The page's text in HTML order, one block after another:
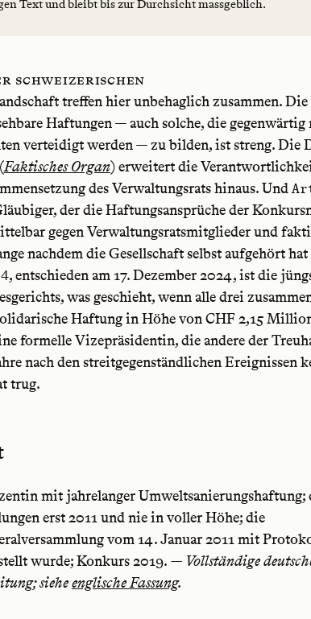
Text und bleibt bis zur Durchsicht massgeblich.
schweizerischen
treffen hier unbehaglich zusammen.
Haftungen — auch solche, die
verteidigt werden — zu bilden, ist streng. Die
Faktisches Organ) erweitert die
des Verwaltungsrats hinaus. Und
der die Haftungsansprüche der
gegen Verwaltungsratsmitglieder und
nachdem die Gesellschaft selbst aufgehört
, entschieden am 17. Dezember 2024, ist die
was geschieht, wenn alle drei
Haftung in Höhe von CHF 2,15
formelle Vizepräsidentin, die andere der
nach den streitgegenständlichen Ereignissen
trug.
mit jahrelanger Umweltsanierungshaftung;
erst 2011 und nie in voller Höhe; die
vom 14. Januar 2011 mit
wurde; Konkurs 2019. — Vollständige
sieheenglische Fassung.